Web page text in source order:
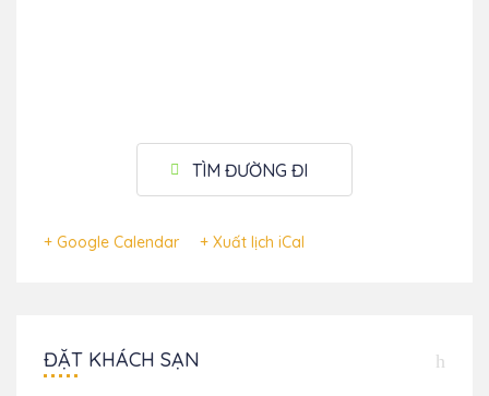
TÌM ĐƯỜNG ĐI
+ Google Calendar + Xuất lịch iCal
ĐẶT KHÁCH SẠN